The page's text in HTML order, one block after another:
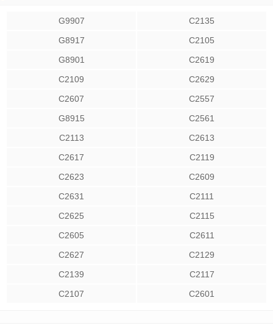
G9907
C2135
G8917
C2105
G8901
C2619
C2109
C2629
C2607
C2557
G8915
C2561
C2113
C2613
C2617
C2119
C2623
C2609
C2631
C2111
C2625
C2115
C2605
C2611
C2627
C2129
C2139
C2117
C2107
C2601